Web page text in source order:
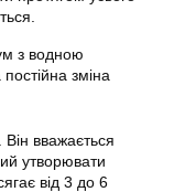
з водною
зміна
вважається
утворювати
від 3 до 6